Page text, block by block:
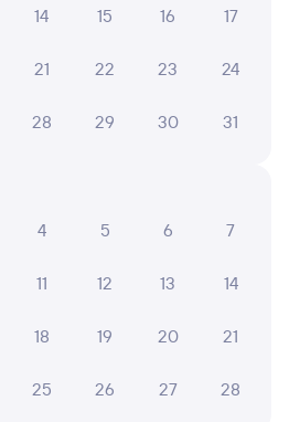
найти
из Белореченской
в Ашулук
14 15 16 17
21 22 23 24
28 29 30 31
4 5 6 7
11 12 13 14
18 19 20 21
25 26 27 28